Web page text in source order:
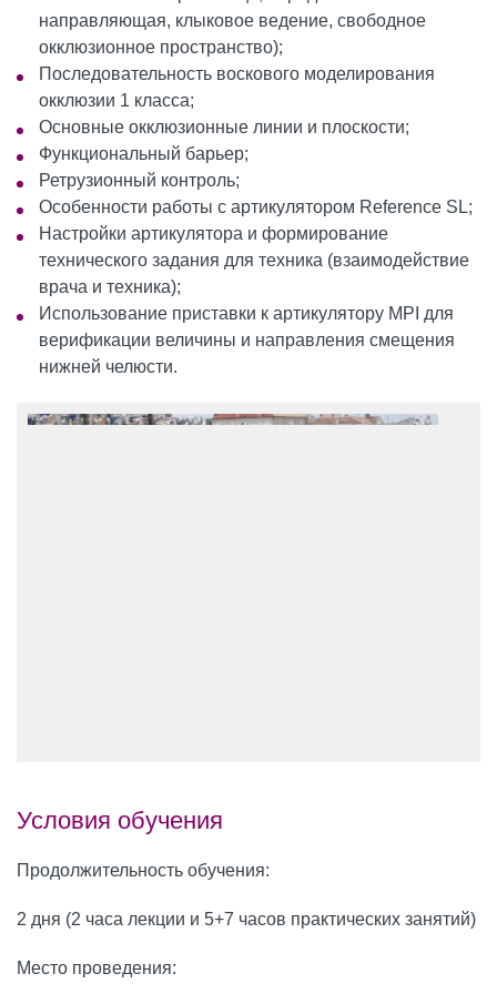
направляющая, клыковое ведение, свободное
окклюзионное пространство);
Последовательность воскового моделирования
окклюзии 1 класса;
Основные окклюзионные линии и плоскости;
Функциональный барьер;
Ретрузионный контроль;
Особенности работы с артикулятором Reference SL;
Настройки артикулятора и формирование
технического задания для техника (взаимодействие
врача и техника);
Использование приставки к артикулятору MPI для
верификации величины и направления смещения
нижней челюсти.
Условия обучения
Продолжительность обучения:
2 дня (2 часа лекции и 5+7 часов практических занятий)
Место проведения: